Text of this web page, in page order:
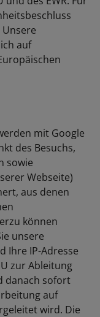
auf
mit Google
des Besuchs,
sowie
Webseite)
aus denen
können
unsere
Ihre IP-Adresse
zur Ableitung
danach sofort
auf
wird. Die